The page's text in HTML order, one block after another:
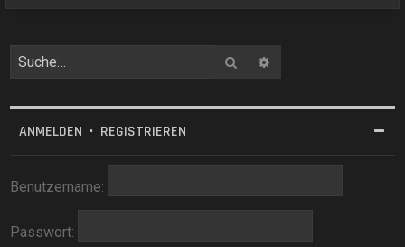
Suche
ANMELDEN • REGISTRIEREN
Benutzername:
Passwort: